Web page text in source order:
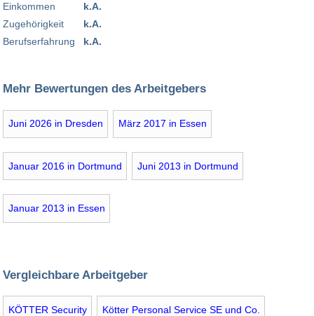
Einkommen
Zugehörigkeit
Berufserfahrung
k.A.
k.A.
k.A.
Mehr Bewertungen des Arbeitgebers
Juni 2026 in Dresden März 2017 in Essen
Januar 2016 in Dortmund Juni 2013 in Dortmund
Januar 2013 in Essen
Vergleichbare Arbeitgeber
KÖTTER Security Kötter Personal Service SE und Co.